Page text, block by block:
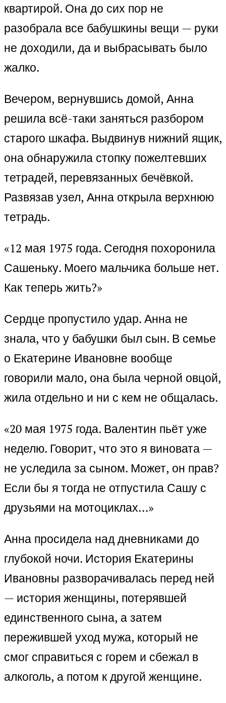
квартирой. Она до сих пор не
разобрала все бабушкины вещи — руки
не доходили, да и выбрасывать было
жалко.
Вечером, вернувшись домой, Анна
решила всё-таки заняться разбором
старого шкафа. Выдвинув нижний ящик,
она обнаружила стопку пожелтевших
тетрадей, перевязанных бечёвкой.
Развязав узел, Анна открыла верхнюю
тетрадь.
«12 мая 1975 года. Сегодня похоронила
Сашеньку. Моего мальчика больше нет.
Как теперь жить?»
Сердце пропустило удар. Анна не
знала, что у бабушки был сын. В семье
о Екатерине Ивановне вообще
говорили мало, она была черной овцой,
жила отдельно и ни с кем не общалась.
«20 мая 1975 года. Валентин пьёт уже
неделю. Говорит, что это я виновата —
не уследила за сыном. Может, он прав?
Если бы я тогда не отпустила Сашу с
друзьями на мотоциклах…»
Анна просидела над дневниками до
глубокой ночи. История Екатерины
Ивановны разворачивалась перед ней
— история женщины, потерявшей
единственного сына, а затем
пережившей уход мужа, который не
смог справиться с горем и сбежал в
алкоголь, а потом к другой женщине.